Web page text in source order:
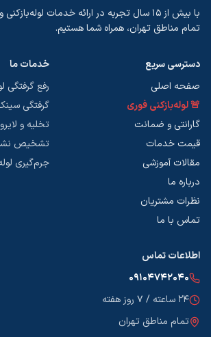
با بیش از ۱۵ سال تجربه در ارائه خدمات
تمام مناطق تهران، همراه شما هستیم.
دسترسی سریع
صفحه اصلی
🚨 لوله‌بازکنی فوری
گارانتی و ضمانت
قیمت خدمات
مقالات آموزشی
درباره ما
نظرات مشتریان
تماس با ما
خدمات ما
رفع گرفتگی
گرفتگی
تخلیه و
تشخیص
جرم‌گیری
اطلاعات تماس
۰۹۱۰۴۷۴۲۰۴۰
۲۴ ساعته / ۷ روز هفته
تمام مناطق تهران